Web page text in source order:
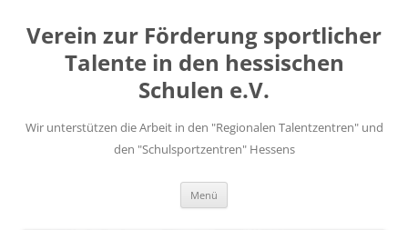
springen
Verein zur Förderung sportlicher
Talente in den hessischen
Schulen e.V.
Wir unterstützen die Arbeit in den "Regionalen Talentzentren" und
den "Schulsportzentren" Hessens
Menü